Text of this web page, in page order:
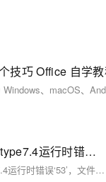
office2019安装Mathtype7.4运行时错误‘53’，文件未找到：MathPage.WLL
office2019安装Mathtype7.4运行时错误‘53’，文件未找到：MathPage.WLL